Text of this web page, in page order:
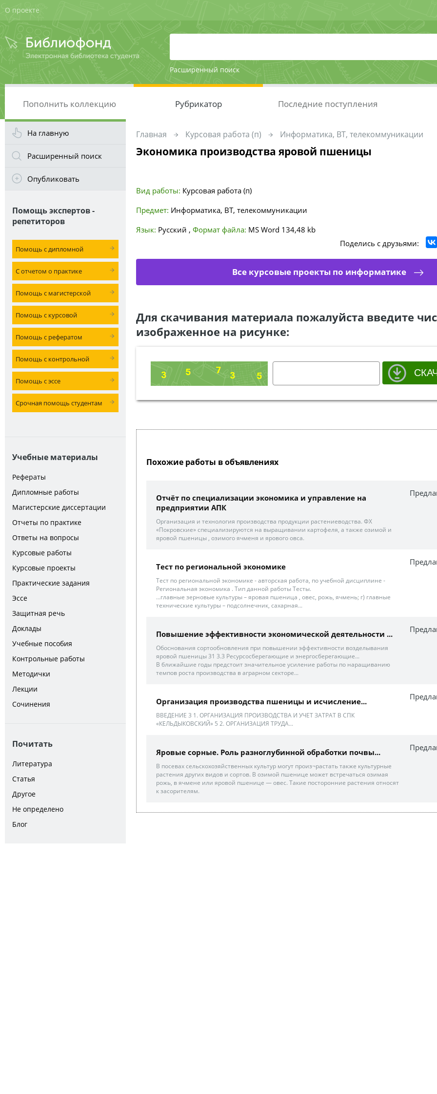
О проекте
Расширенный поиск
Пополнить коллекцию Рубрикатор Последние поступления
На главную
Расширенный поиск
Опубликовать
Помощь экспертов -
репетиторов
Помощь с дипломной
С отчетом о практике
Помощь с магистерской
Помощь с курсовой
Помощь с рефератом
Помощь с контрольной
Помощь с эссе
Срочная помощь студентам
Учебные материалы
Рефераты
Дипломные работы
Магистерские диссертации
Отчеты по практике
Ответы на вопросы
Курсовые работы
Курсовые проекты
Практические задания
Эссе
Защитная речь
Доклады
Учебные пособия
Контрольные работы
Методички
Лекции
Сочинения
Почитать
Литература
Статья
Другое
Не определено
Блог
Главная Курсовая работа (п) Информатика, ВТ, телекоммуникации
Экономика производства яровой пшеницы
Вид работы: Курсовая работа (п)
Предмет: Информатика, ВТ, телекоммуникации
Язык: Русский , Формат файла: MS Word 134,48 kb
Поделись с друзьями:
Все курсовые проекты по информатике
Для скачивания материала пожалуйста введите
изображенное на рисунке:
Похожие работы в объявлениях
Отчёт по специализации экономика и управление на
предприятии АПК
Организация и технология производства продукции растениеводства. ФХ
«Покровские» специализируются на выращивании картофеля, а также озимой и
яровой пшеницы , озимого ячменя и ярового овса.
Тест по региональной экономике
Тест по региональной экономике - авторская работа, по учебной дисциплине -
Региональная экономика . Тип данной работы Тесты.
...главные зерновые культуры – яровая пшеница , овес, рожь, ячмень; г) главные
технические культуры – подсолнечник, сахарная...
Повышение эффективности экономической деятельности ...
Обоснования сортообновления при повышении эффективности возделывания
яровой пшеницы 31 3.3 Ресурсосберегающие и энергосберегающие...
В ближайшие годы предстоит значительное усиление работы по наращиванию
темпов роста производства в аграрном секторе...
Организация производства пшеницы и исчисление...
ВВЕДЕНИЕ 3 1. ОРГАНИЗАЦИЯ ПРОИЗВОДСТВА И УЧЕТ ЗАТРАТ В СПК
«КЕЛЬДЫКОВСКИЙ» 5 2. ОРГАНИЗАЦИЯ ТРУДА...
Яровые сорные. Роль разноглубинной обработки почвы...
В посевах сельскохозяйственных культур могут произ¬растать также культурные
растения других видов и сортов. В озимой пшенице может встречаться озимая
рожь, в ячмене или яровой пшенице — овес. Такие посторонние растения относят
к засорителям.